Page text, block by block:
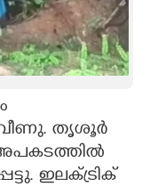
വീണു. തൃശൂർ
ഇലക്ട്രിക്